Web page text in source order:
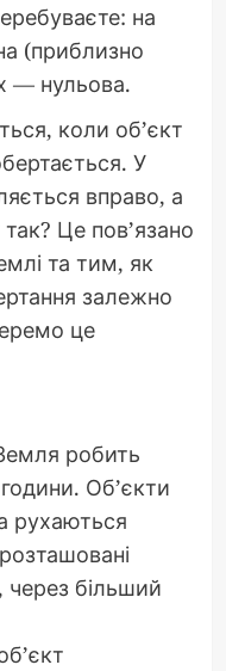
на
(приблизно
— нульова.
коли об’єкт
У
вправо, а
Це пов’язано
та тим, як
залежно
це
робить
Об’єкти
рухаються
більший